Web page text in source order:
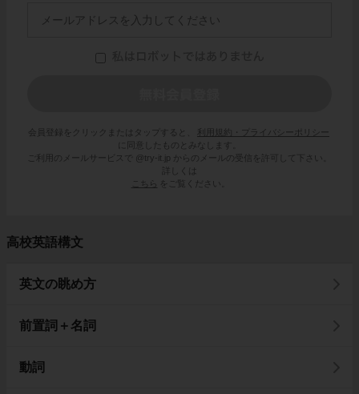
会員登録をクリックまたはタップすると、
利用規約・プライバシーポリシー
に同意したものとみなします。
ご利用のメールサービスで @try-it.jp からのメールの受信を許可して下さい。
詳しくは
こちら
をご覧ください。
高校英語構文
英文の眺め方
前置詞＋名詞
動詞